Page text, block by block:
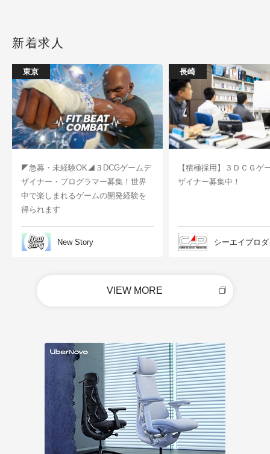
新着求人
東京
◤急募・未経験OK◢３DCGゲームデ
ザイナー・プログラマー募集！世界
中で楽しまれるゲームの開発経験を
得られます
New Story
長崎
【積極採用】３ＤＣＧゲ
ザイナー募集中！
シーエイプロ
VIEW MORE